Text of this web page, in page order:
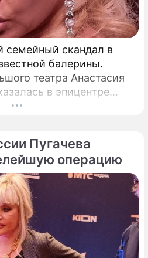
семейный скандал в
балерины.
театра Анастасия
в эпицентре
который на этот
Пугачева
операцию